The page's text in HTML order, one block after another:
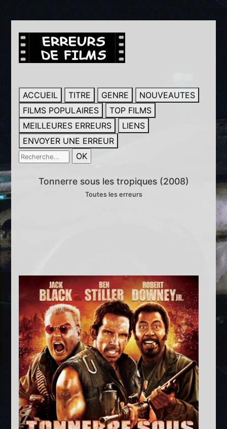
ACCUEIL TITRE GENRE
NOUVEAUTES
FILMS POPULAIRES
TOP FILMS
MEILLEURES ERREURS
LIENS
ENVOYER UNE ERREUR
Tonnerre sous les tropiques (2008)
Toutes les erreurs